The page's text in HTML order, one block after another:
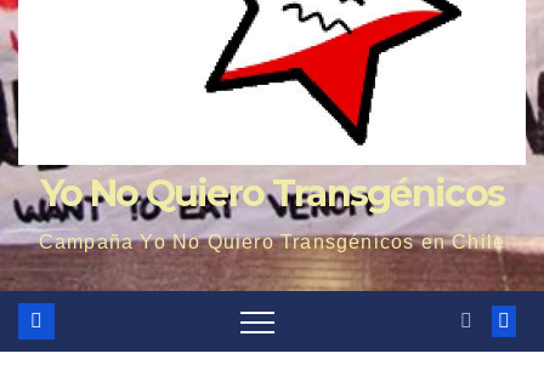
Yo No Quiero Transgénicos
Campaña Yo No Quiero Transgénicos en Chile